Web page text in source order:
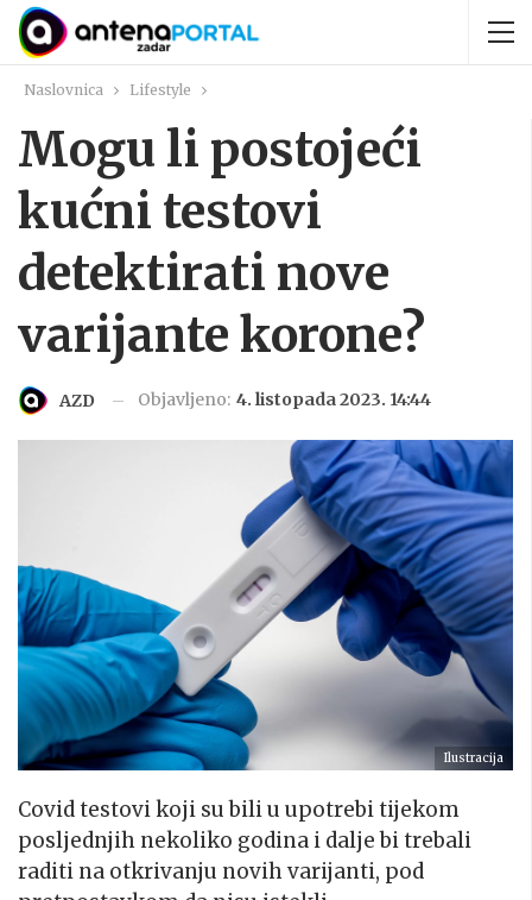
Naslovnica Lifestyle
Mogu li postojeći
kućni testovi
detektirati nove
varijante korone?
AZD Objavljeno: 4. listopada 2023. 14:44
Ilustracija
Covid testovi koji su bili u upotrebi tijekom
posljednjih nekoliko godina i dalje bi trebali
raditi na otkrivanju novih varijanti, pod